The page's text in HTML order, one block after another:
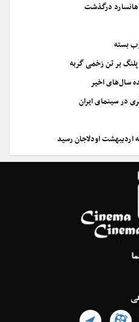
هانسارد درگذشت
بسته
بر تن زخمی گربه
در سینمای ایران
اودلاجان رسید